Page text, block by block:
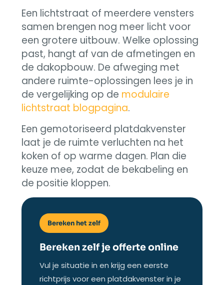
Een lichtstraat of meerdere vensters
samen brengen nog meer licht voor
een grotere uitbouw. Welke oplossing
past, hangt af van de afmetingen en
de dakopbouw. De afweging met
andere ruimte-oplossingen lees je in
de vergelijking op de modulaire
lichtstraat blogpagina.
Een gemotoriseerd platdakvenster
laat je de ruimte verluchten na het
koken of op warme dagen. Plan die
keuze mee, zodat de bekabeling en
de positie kloppen.
Bereken het zelf
Bereken zelf je offerte online
Vul je situatie in en krijg een eerste
richtprijs voor een platdakvenster in je